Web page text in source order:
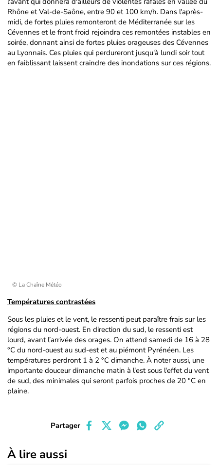
Rhône et Val-de-Saône, entre 90 et 100 km/h. Dans l'après-
midi, de fortes pluies remonteront de Méditerranée sur les
Cévennes et le front froid rejoindra ces remontées instables en
soirée, donnant ainsi de fortes pluies orageuses des Cévennes
au Lyonnais. Ces pluies qui perdureront jusqu'à lundi soir tout
en faiblissant laissent craindre des inondations sur ces régions.
© La Chaîne Météo
Températures contrastées
Sous les pluies et le vent, le ressenti peut paraître frais sur les
régions du nord-ouest. En direction du sud, le ressenti est
lourd, avant l’arrivée des orages. On attend samedi de 16 à 28
°C du nord-ouest au sud-est et au piémont Pyrénéen. Les
températures perdront 1 à 2 °C dimanche. À noter aussi, une
importante douceur dimanche matin à l'est sous l'effet du vent
de sud, des minimales qui seront parfois proches de 20 °C en
plaine.
Partager
À lire aussi